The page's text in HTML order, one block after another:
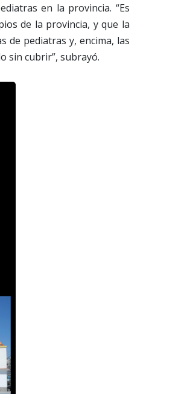
en la provincia. “Es
de la provincia, y que la
de pediatras y, encima, las
sin cubrir”, subrayó.